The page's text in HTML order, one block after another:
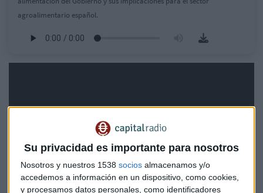
Su privacidad es importante para nosotros
Nosotros y nuestros 1538 socios almacenamos y/o
accedemos a información en un dispositivo, como cookies,
y procesamos datos personales, como identificadores
agroalimentario español.